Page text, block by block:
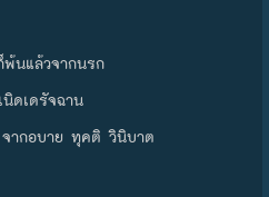
พ้นแล้วจากนรก
นิดเดรัจฉาน
จากอบาย ทุคติ วินิบาต